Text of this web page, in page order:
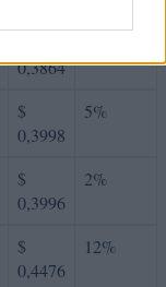
0,3864
$
0,3998
5%
$
0,3996
2%
$
0,4476
12%